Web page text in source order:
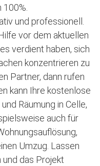
100%.
und professionell.
vor dem aktuellen
verdient haben, sich
konzentrieren zu
Partner, dann rufen
kann Ihre kostenlose
Räumung in Celle,
auch für
Umzug. Lassen
das Projekt